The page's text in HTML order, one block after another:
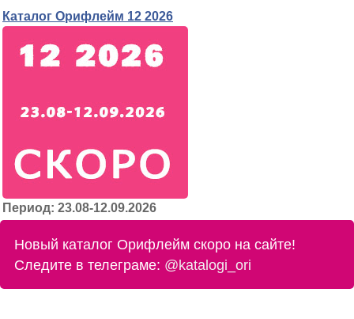
Каталог Орифлейм 12 2026
Период: 23.08-12.09.2026
Новый каталог Орифлейм скоро на сайте!
Следите в телеграме: @katalogi_ori